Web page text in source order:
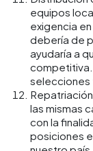
equipos
exigencia
debería de
ayudaría a
selecciones
las mismas
con la
posiciones